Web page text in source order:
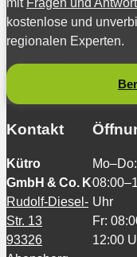
mit Fragen und
kostenlose und
regionalen Experten.
Kontakt
Kütro
GmbH & Co. KG
Rudolf-Diesel-
Str. 13
93326
Mo–Do:
Uhr
Fr:
12:00